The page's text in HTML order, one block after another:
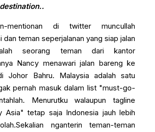
mentionan di twitter muncullah
teman seperjalanan yang siap jalan
seorang teman dari kantor
Nancy menawari jalan bareng ke
Johor Bahru. Malaysia adalah satu
pernah masuk dalam list "must-go-
Menurutku walaupun tagline
Asia" tetap saja Indonesia jauh lebih
nganterin teman-teman